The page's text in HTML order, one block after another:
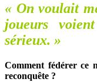
« On voulait
joueurs
sérieux. »
Comment fédérer ce
reconquête ?